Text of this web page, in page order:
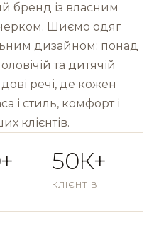
бренд із власним
Шиємо одяг
дизайном: понад
та дитячій
речі, де кожен
і стиль, комфорт і
клієнтів.
50К+
КЛІЄНТІВ